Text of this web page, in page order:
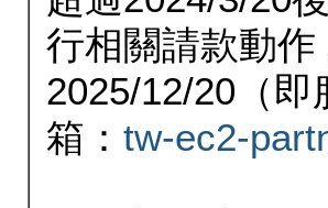
行相關請款動
2025/12/20（
箱： tw-ec2-